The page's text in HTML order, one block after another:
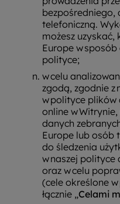
telefoniczną.
możesz
Europe w
polityce;
w celu
zgodą, zgodnie
w polityce plików
online w
danych
Europe lub osób
do śledzenia
w naszej
oraz w celu
(cele określone
łącznie „Celami